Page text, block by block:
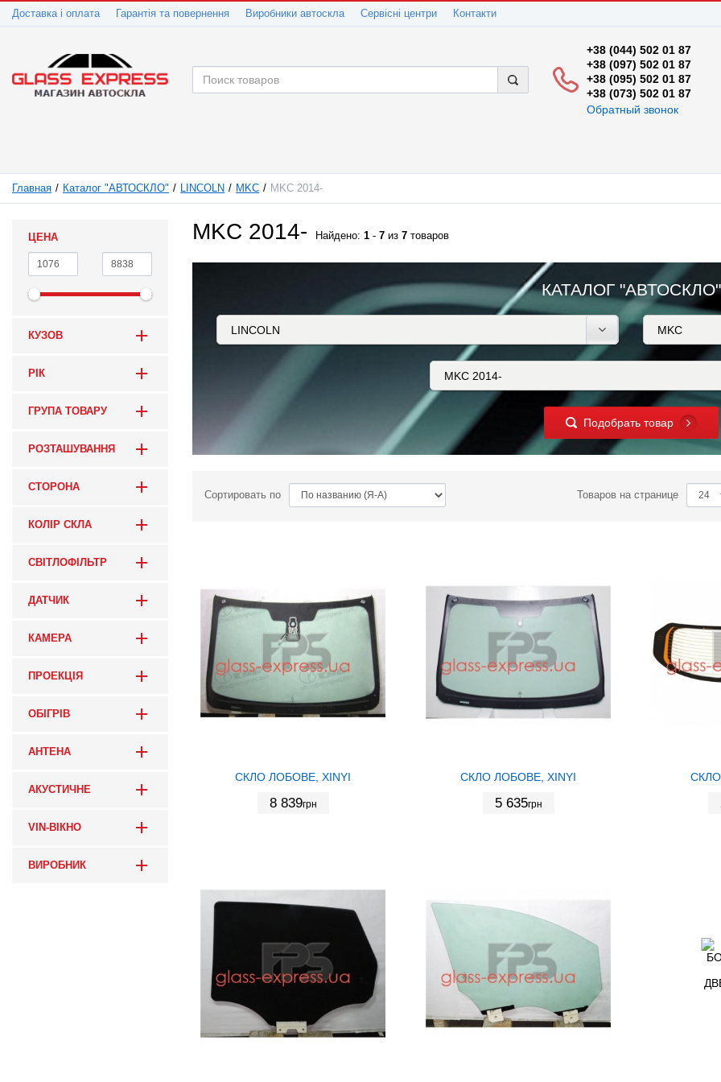
Доставка і оплата Гарантія та повернення Виробники автоскла Сервісні центри Контакти
+38 (044) 502 01 87
+38 (097) 502 01 87
+38 (095) 502 01 87
+38 (073) 502 01 87
Обратный звонок
Главная Каталог "АВТОСКЛО" LINCOLN MKC MKC 2014-
ЦЕНА
КУЗОВ
РІК
ГРУПА ТОВАРУ
РОЗТАШУВАННЯ
СТОРОНА
КОЛІР СКЛА
СВІТЛОФІЛЬТР
ДАТЧИК
КАМЕРА
ПРОЕКЦІЯ
ОБІГРІВ
АНТЕНА
АКУСТИЧНЕ
VIN-ВІКНО
ВИРОБНИК
MKC 2014- Найдено: 1 - 7 из 7 товаров
КАТАЛОГ "АВТОСКЛО"
Подобрать товар
Сортировать по Товаров на странице
СКЛО ЛОБОВЕ, XINYI
8 839грн
СКЛО ЛОБОВЕ, XINYI
5 635грн
СКЛО